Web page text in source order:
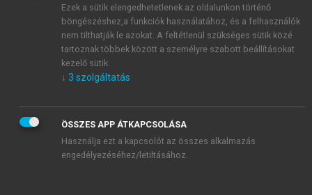
veszem és elfogadom.
Általános vásárlási feltételeket, valamint a szotar.netés a
mersz.huoldalak licencszerződéseiben foglaltakat
tudomásul veszem és elfogadom.
KIPRÓBÁLOM
Ezek a sütik elengedhetetlenek az oldalunkon történő
böngészéshez,a funkciók használatához, és a felhasználók
nem tilthatják le azokat. A feltétlenül szükséges sütik közé
tartoznak többek között a személyre szabott beállításokat
kezelő sütik.
↓ 3 szolgáltatás
ÖSSZES APP ÁTKAPCSOLÁSA
Használja ezt a kapcsolót az összes alkalmazás
engedélyezéséhez/letiltásához.